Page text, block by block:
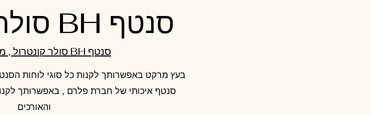
סנטף BH סולר קונטרול
סנטף BH סולר קונטרול , מחיר מבצע
בעץ מרקט באפשרותך לקנות כל סוגי לוחות הסנטף במבחר צבעים הקיימים בשוק
והאורכים